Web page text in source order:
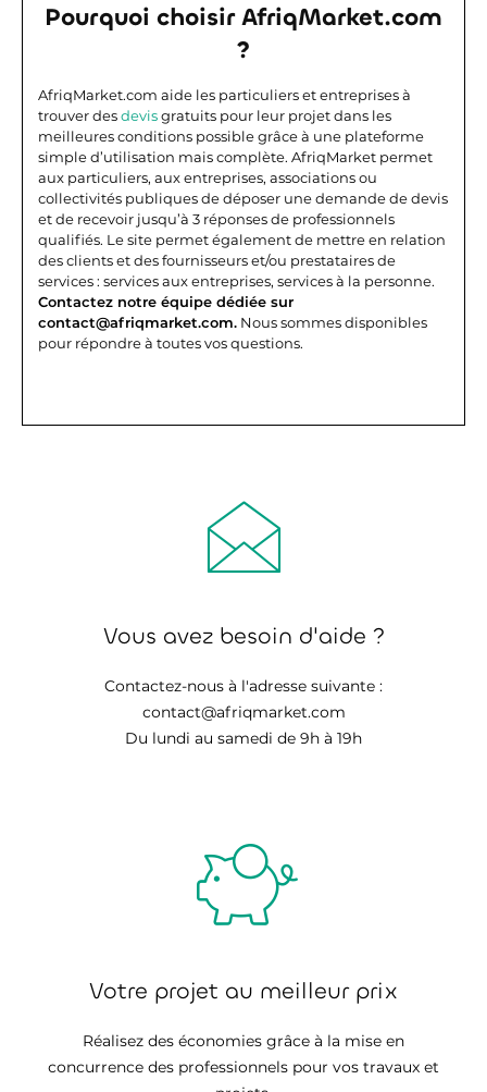
Pourquoi choisir AfriqMarket.com
?
AfriqMarket.com aide les particuliers et entreprises à
trouver desdevisgratuits pour leur projet dans les
meilleures conditions possible grâce à une plateforme
simple d’utilisation mais complète. AfriqMarket permet
aux particuliers, aux entreprises, associations ou
collectivités publiques de déposer une demande de devis
et de recevoir jusqu’à 3 réponses de professionnels
qualifiés. Le site permet également de mettre en relation
des clients et des fournisseurs et/ou prestataires de
services : services aux entreprises, services à la personne.
Contactez notre équipe dédiée sur
contact@afriqmarket.com. Nous sommes disponibles
pour répondre à toutes vos questions.
Vous avez besoin d'aide ?
Contactez-nous à l'adresse suivante :
contact@afriqmarket.com
Du lundi au samedi de 9h à 19h
Votre projet au meilleur prix
Réalisez des économies grâce à la mise en
concurrence des professionnels pour vos travaux et